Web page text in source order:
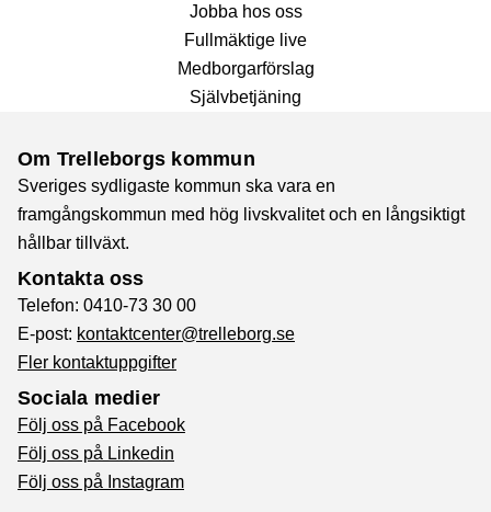
Jobba hos oss
Fullmäktige live
Medborgarförslag
Självbetjäning
Om Trelleborgs kommun
Sveriges sydligaste kommun ska vara en
framgångskommun med hög livskvalitet och en långsiktigt
hållbar tillväxt.
Kontakta oss
Telefon: 0410-73 30 00
E-post: kontaktcenter@trelleborg.se
Fler kontaktuppgifter
Sociala medier
Följ oss på Facebook
Följ oss på Linkedin
Följ oss på Instagram